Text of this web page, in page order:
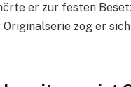
er zur festen
Originalserie zog er